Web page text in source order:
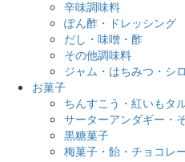
辛味調味料
ぽん酢・ドレッシング
だし・味噌・酢
その他調味料
ジャム・はちみつ・シ
お菓子
ちんすこう・紅いもタ
サーターアンダギー・
黒糖菓子
梅菓子・飴・チョコレ